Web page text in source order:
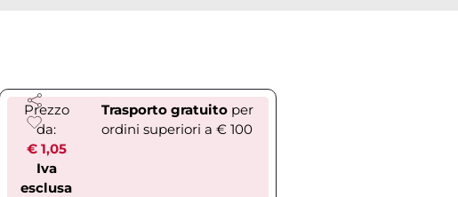
Prezzo
da:
€ 1,05
Iva
esclusa
Trasporto gratuitoper
ordini superiori a € 100